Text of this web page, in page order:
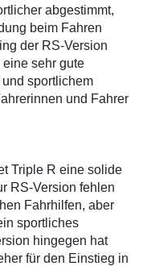
abgestimmt,
beim Fahren
der RS-Version
sehr gute
sportlichem
und Fahrer
Triple R eine solide
RS-Version fehlen
Fahrhilfen, aber
sportliches
hingegen hat
für den Einstieg in